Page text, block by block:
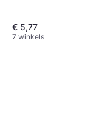
€ 5,77
7 winkels